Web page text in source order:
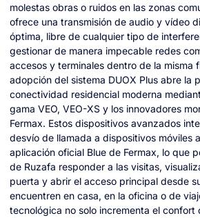
molestas obras o ruidos en las zonas
ofrece una transmisión de audio y vídeo
óptima, libre de cualquier tipo de
gestionar de manera impecable redes
accesos y terminales dentro de la misma
adopción del sistema DUOX Plus abre la
conectividad residencial moderna
gama VEO, VEO-XS y los innovadores
Fermax. Estos dispositivos avanzados
desvío de llamada a dispositivos móviles
aplicación oficial Blue de Fermax, lo que
de Ruzafa responder a las visitas,
puerta y abrir el acceso principal desde
encuentren en casa, en la oficina o de
tecnológica no solo incrementa el confort